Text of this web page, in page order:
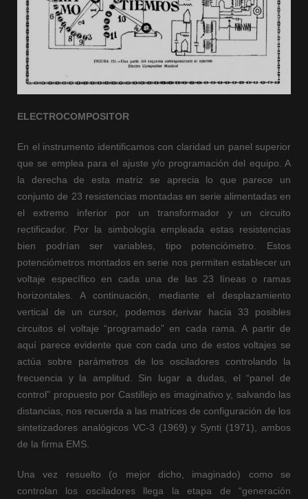
ELECTROCOMPOSITOR
En el instrumento identificamos con claridad un panel superior
que se emplea para el ajuste y/o programación del equipo. A
la derecha de esta matriz se aprecia lo que parece un
conjunto de 23 resistencias montadas en serie alimentadas en
el extremo inferior por un transformador y un circuito
rectificador. Por la simbología empleada estas resistencias
bien podrían ser variables, tipo potenciómetro. Estos
potenciómetros montados en serie nos permiten establecer un
voltaje específico en cada una de las 23 líneas o ramas
horizontales. A continuación, mediante el desplazamiento
vertical de un cursor, podemos derivar hacia 33 posibles
circuitos el voltaje “programado” en cada rama. A partir de
aquí parece evidente que con cada uno de estos voltajes se
actúa sobre parámetros de los osciladores controlando la
frecuencia y la amplitud. Sin lugar a dudas, el “panel de
control” propuesto por Castillejo es imaginativo y, salvando las
distancias, nos recuerda a las matrices de configuración de los
sintetizadores analógicos VC-3 (1969) y Synti (1971), ambos
de la firma EMS.
Una vez resuelto (o mejor dicho, imaginado) como se
controlan los osciladores llega la etapa de “generación